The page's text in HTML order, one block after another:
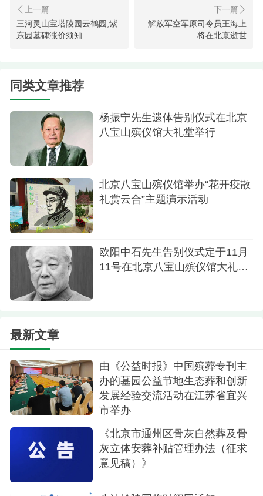
沈力去世后，曹可凡、张泽群等主持人均在社
交平台或撰文表达了怀念之情。曹可凡写道：“记忆
贵气质，在轻柔的语言里，流淌着一股爱的暖
流。”张泽群回忆起1991年她给中央电视台举办的青
年节目主持人选拔赛颁奖的画面：“从座位上起身，
到走上台，她展现了中央电视台主持人的气质风
范，那种美昭示并激励了我。”
三河灵山宝塔陵园云鹤园,紫
东园墓碑涨价须知
解放军空军原司令员王海上
将在北京逝世
同类文章推荐
杨振宁先生遗体告别仪式在北京
八宝山殡仪馆大礼堂举行
北京八宝山殡仪馆举办“花开疫散
礼赏云合”主题演示活动
欧阳中石先生告别仪式定于11月
11号在北京八宝山殡仪馆大礼堂
最新文章
由《公益时报》中国殡葬专刊主
办的墓园公益节地生态葬和创新
发展经验交流活动在江苏省宜兴
市举办
《北京市通州区骨灰自然葬及骨
灰立体安葬补贴管理办法（征求
意见稿）》